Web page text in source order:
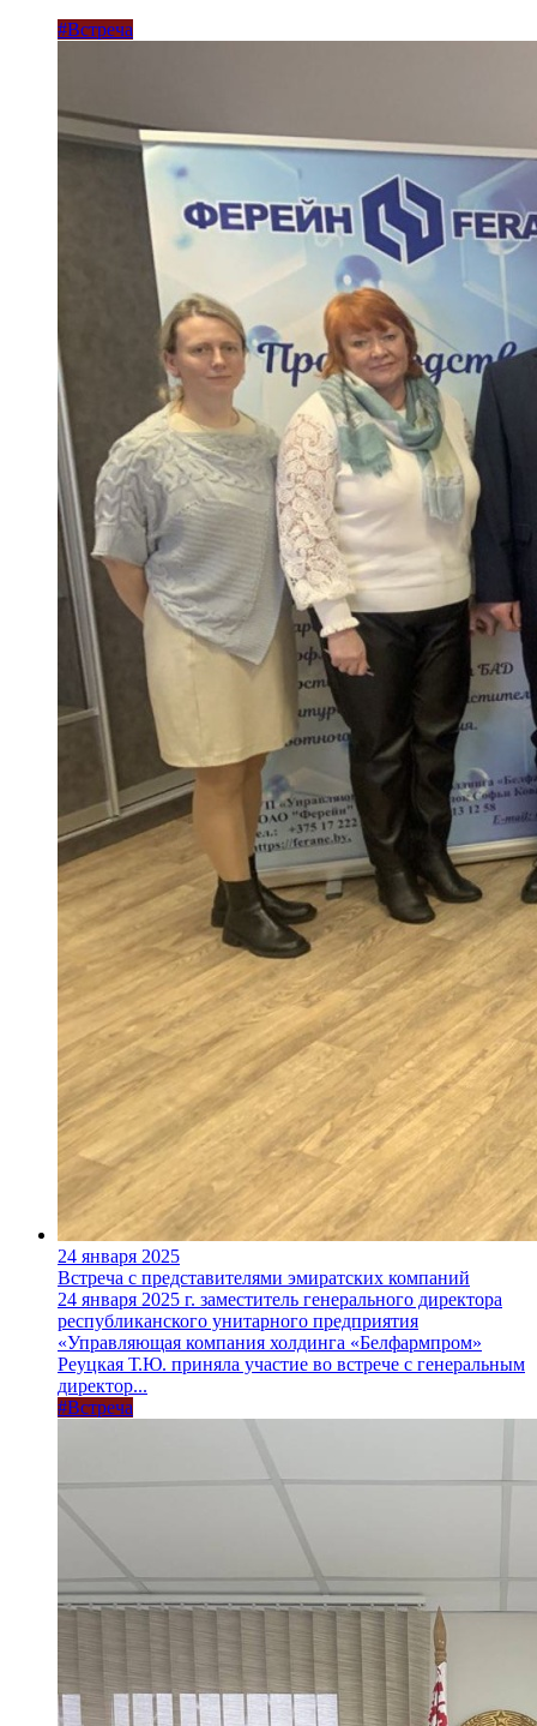
#Встреча
24 января 2025
Встреча с представителями эмиратских компаний
24 января 2025 г. заместитель генерального директора
республиканского унитарного предприятия
«Управляющая компания холдинга «Белфармпром»
Реуцкая Т.Ю. приняла участие во встрече с генеральным
директор...
#Встреча